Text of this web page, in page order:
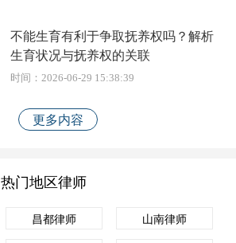
不能生育有利于争取抚养权吗？解析
生育状况与抚养权的关联
时间：2026-06-29 15:38:39
更多内容
热门地区律师
昌都律师 山南律师